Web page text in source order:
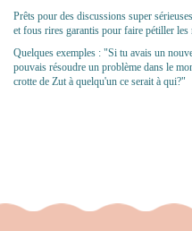
Prêts pour des discussions super
et fous rires garantis pour faire pétiller les
Quelques exemples : "Si tu avais un
pouvais résoudre un problème dans le
crotte de Zut à quelqu'un ce serait à qui?"